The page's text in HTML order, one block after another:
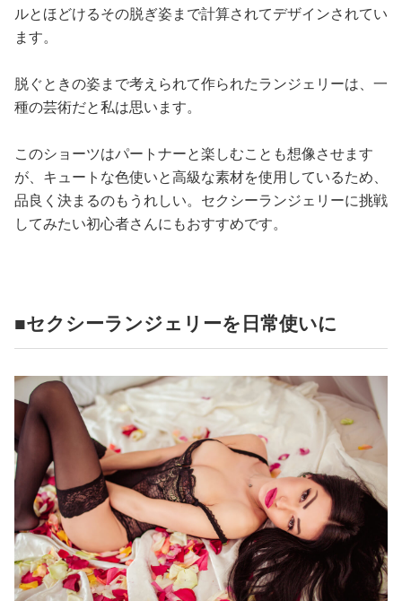
ルとほどけるその脱ぎ姿まで計算されてデザインされてい
ます。
脱ぐときの姿まで考えられて作られたランジェリーは、一
種の芸術だと私は思います。
このショーツはパートナーと楽しむことも想像させます
が、キュートな色使いと高級な素材を使用しているため、
品良く決まるのもうれしい。セクシーランジェリーに挑戦
してみたい初心者さんにもおすすめです。
■セクシーランジェリーを日常使いに